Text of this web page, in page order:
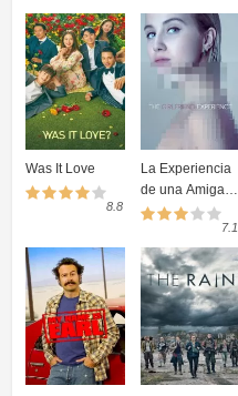
Was It Love
8.8
La Experiencia
de una Amiga
(The Girlfriend
7.1